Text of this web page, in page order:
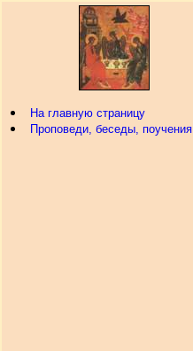
На главную страницу
Проповеди, беседы, поучения